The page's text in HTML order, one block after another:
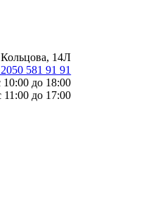
14Л
050 581 91 91
до 18:00
11:00 до 17:00